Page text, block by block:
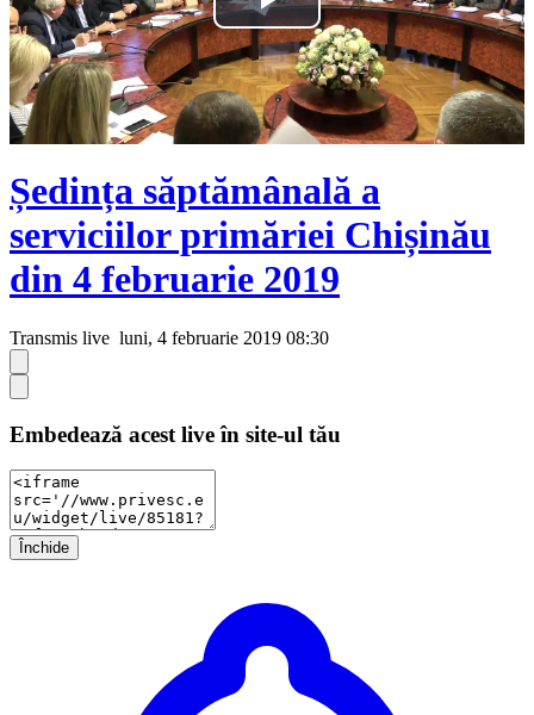
Play
Video
Ședința săptămânală a
serviciilor primăriei Chișinău
din 4 februarie 2019
Transmis live luni, 4 februarie 2019 08:30
Embedează acest live în site-ul tău
Închide